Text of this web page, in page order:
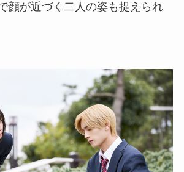
顔が近づく二人の姿も捉えられ